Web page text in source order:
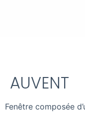
AUVENT
Fenêtre composée